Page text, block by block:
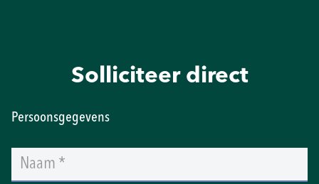
Solliciteer direct
Persoonsgegevens